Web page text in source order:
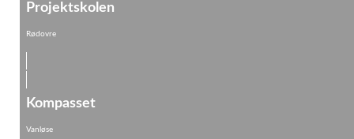
Projektskolen
Rødovre
Kompasset
Vanløse